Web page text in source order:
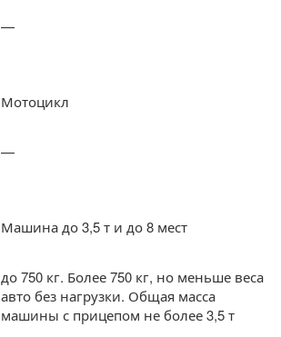
—
Мотоцикл
—
Машина до 3,5 т и до 8 мест
до 750 кг. Более 750 кг, но меньше веса
авто без нагрузки. Общая масса
машины с прицепом не более 3,5 т